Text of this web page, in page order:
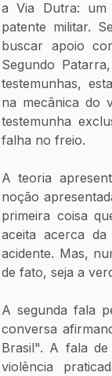
a Via Dutra: um
patente militar.
buscar apoio
Segundo
testemunhas,
na mecânica do
testemunha
falha no freio.
A teoria
noção
primeira coisa
aceita acerca
acidente. Mas,
de fato, seja a
A segunda fala
conversa
Brasil". A fala
violência